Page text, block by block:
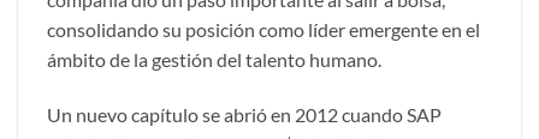
consolidando su posición como líder emergente en el
ámbito de la gestión del talento humano.
Un nuevo capítulo se abrió en 2012 cuando SAP